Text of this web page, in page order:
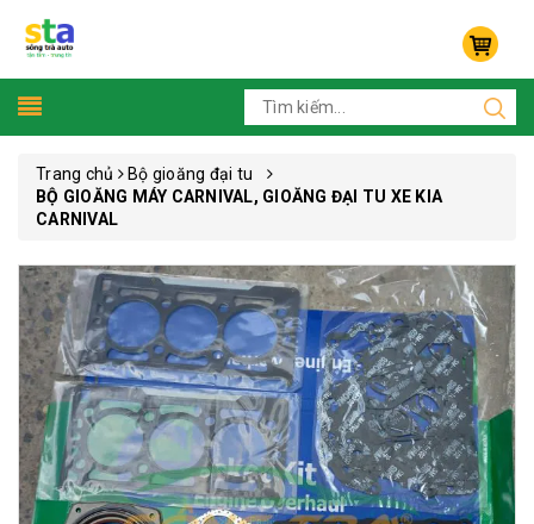
Trang chủ
Bộ gioăng đại tu
BỘ GIOĂNG MÁY CARNIVAL, GIOĂNG ĐẠI TU XE KIA
CARNIVAL